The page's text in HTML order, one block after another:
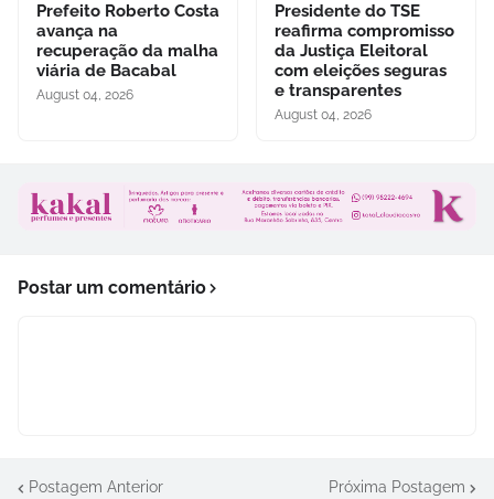
Prefeito Roberto Costa
avança na
recuperação da malha
viária de Bacabal
August 04, 2026
Presidente do TSE
reafirma compromisso
da Justiça Eleitoral
com eleições seguras
e transparentes
August 04, 2026
Postar um comentário
Postagem Anterior Próxima Postagem